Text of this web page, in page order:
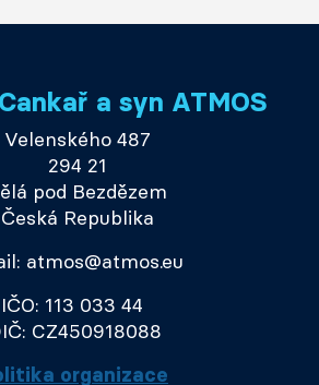
a syn ATMOS
Velenského 487
294 21
pod Bezdězem
Česká Republika
atmos@atmos.eu
IČO: 113 033 44
CZ450918088
organizace